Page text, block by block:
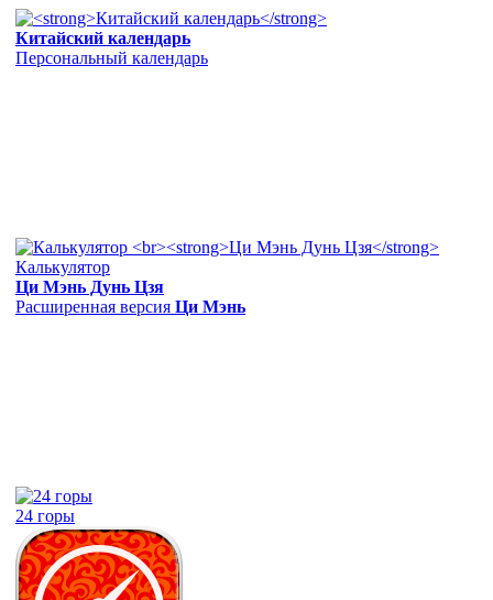
Китайский календарь
Персональный календарь
Калькулятор
Ци Мэнь Дунь Цзя
Расширенная версия Ци Мэнь
24 горы